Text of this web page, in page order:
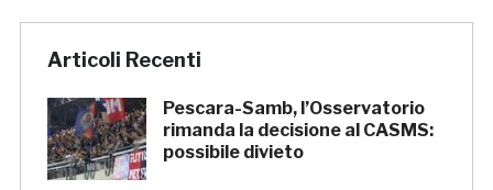
Articoli Recenti
Pescara-Samb, l’Osservatorio
rimanda la decisione al CASMS:
possibile divieto